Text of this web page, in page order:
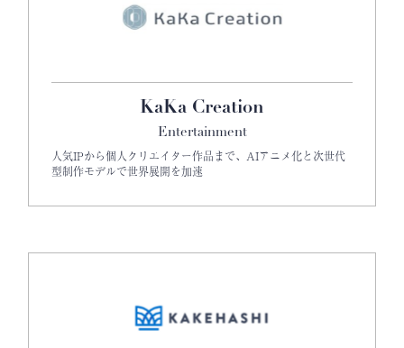
KaKa Creation
Entertainment
人気IPから個人クリエイター作品まで、AIアニメ化と次世代
型制作モデルで世界展開を加速